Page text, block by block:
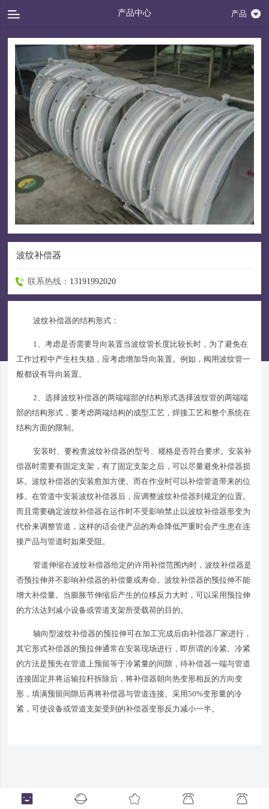
产品中心 产品
波纹补偿器
联系热线： 13191992020
波纹补偿器的结构形式：
1、考虑是否需要导向装置当波纹管长度比较长时，为了避免在
工作过程中产生柱失稳，应考虑增加导向装置。例如，阀用波纹管一
般都设有导向装置。
2、选择波纹补偿器的两端端部的结构形式选择波纹管的两端端
部的结构形式，要考虑两端结构的成型工艺，焊接工艺和整个系统在
结构方面的限制。
安装时、要检查波纹补偿器的型号、规格是否符合要求。安装补
偿器时需要有固定支架，有了固定支架之后，可以尽量避免补偿器损
坏。波纹补偿器的安装愈加方便。而在作业时可以补偿管道带来的位
移。在管道中安装波纹补偿器后，应调整波纹补偿器到规定的位置。
而且需要确定波纹补偿器在运作时不受影响禁止以波纹补偿器形变为
代价来调整管道，这样的话会使产品的寿命降低严重时会产生患在连
接产品与管道时如果受阻。
管道伸缩在波纹补偿器给定的许用补偿范围内时，波纹补偿器是
否预拉伸并不影响补偿器的补偿量或寿命。波纹补偿器的预拉伸不能
增大补偿量。当膨胀节伸缩后产生的位移反力大时，可以采用预拉伸
的方法达到减小设备或管道支架所受载荷的目的。
轴向型波纹补偿器的预拉伸可在加工完成后由补偿器厂家进行，
其它形式补偿器的预拉伸通常在安装现场进行，即所谓的冷紧。冷紧
的方法是预先在管道上预留等于冷紧量的间隙，待补偿器一端与管道
连接固定并将运输拉杆拆除后，将补偿器朝向热变形相反的方向变
形，填满预留间隙后再将补偿器与管道连接。采用50%变形量的冷
紧，可使设备或管道支架受到的补偿器变形反力减小一半。